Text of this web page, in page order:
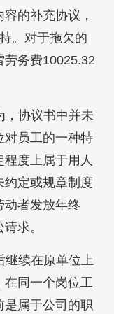
的补充协议，
。对于拖欠的
劳务费10025.32
，协议书中并未
对员工的一种特
度上属于用人
约定或规章制度
动者发放年终
求。
继续在原单位上
在同一个岗位工
是属于公司的职